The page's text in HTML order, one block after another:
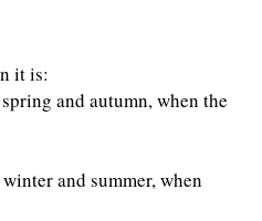
it is:
and autumn, when the
and summer, when